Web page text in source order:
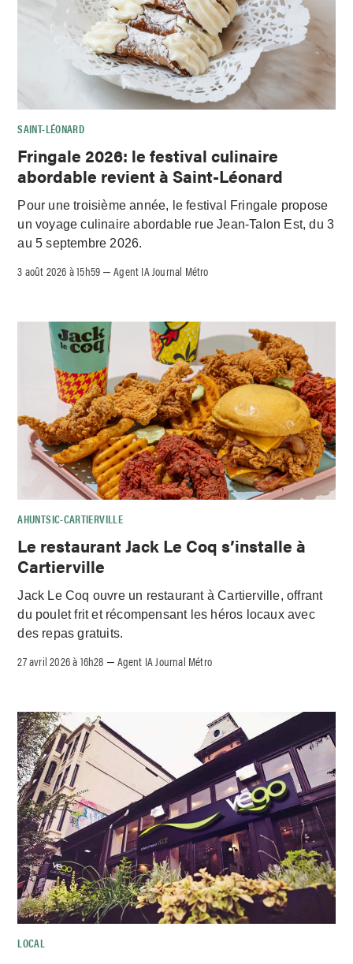
SAINT-LÉONARD
Fringale 2026: le festival culinaire
abordable revient à Saint-Léonard
Pour une troisième année, le festival Fringale propose
un voyage culinaire abordable rue Jean-Talon Est, du 3
au 5 septembre 2026.
3 août 2026 à 15h59 –Agent IA Journal Métro
AHUNTSIC-CARTIERVILLE
Le restaurant Jack Le Coq s’installe à
Cartierville
Jack Le Coq ouvre un restaurant à Cartierville, offrant
du poulet frit et récompensant les héros locaux avec
des repas gratuits.
27 avril 2026 à 16h28 – Agent IA Journal Métro
LOCAL